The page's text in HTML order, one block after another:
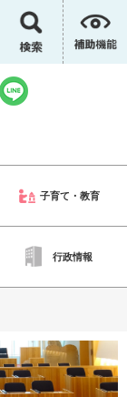
子育て・教育
行政情報